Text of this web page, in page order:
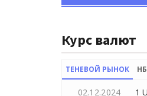
Курс валют
ТЕНЕВОЙ РЫНОК
02.12.2024 1